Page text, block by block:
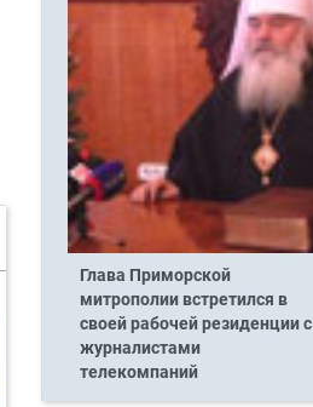
Глава Приморской
митрополии встретился в
своей рабочей резиденции с
журналистами
телекомпаний